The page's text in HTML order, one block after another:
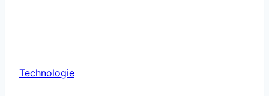
Technologie